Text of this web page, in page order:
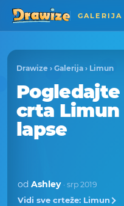
GALERIJA
Drawize › Galerija › Limun
crta
lapse
od Ashley · srp 2019
Vidi sve crteže: Limun